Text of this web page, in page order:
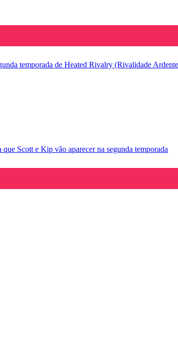
temporada de Heated Rivalry (Rivalidade
Scott e Kip vão aparecer na segunda temporada